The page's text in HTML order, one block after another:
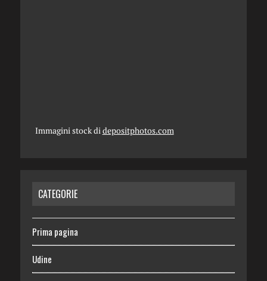
Immagini stock di depositphotos.com
CATEGORIE
Prima pagina
Udine